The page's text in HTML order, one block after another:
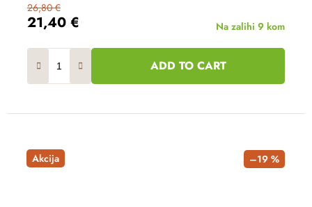
21,40 €
26,80 €
Na zalihi 9 kom
ADD TO CART
Akcija –19 %